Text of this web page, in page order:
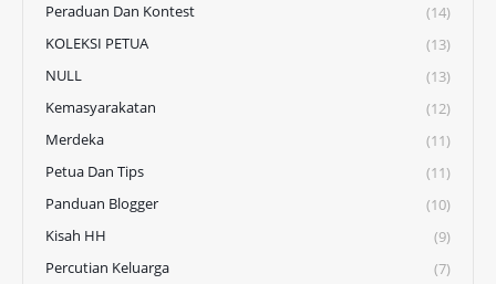
Peraduan Dan Kontest
(14)
KOLEKSI PETUA
(13)
NULL
(13)
Kemasyarakatan
(12)
Merdeka
(11)
Petua Dan Tips
(11)
Panduan Blogger
(10)
Kisah HH
(9)
Percutian Keluarga
(7)